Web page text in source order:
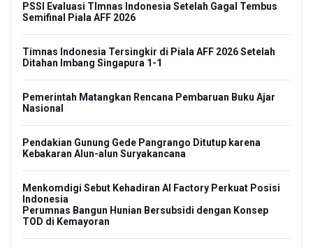
PSSI Evaluasi TImnas Indonesia Setelah Gagal Tembus
Semifinal Piala AFF 2026
Timnas Indonesia Tersingkir di Piala AFF 2026 Setelah
Ditahan Imbang Singapura 1-1
Pemerintah Matangkan Rencana Pembaruan Buku Ajar
Nasional
Pendakian Gunung Gede Pangrango Ditutup karena
Kebakaran Alun-alun Suryakancana
Menkomdigi Sebut Kehadiran AI Factory Perkuat Posisi
Indonesia
Perumnas Bangun Hunian Bersubsidi dengan Konsep
TOD di Kemayoran